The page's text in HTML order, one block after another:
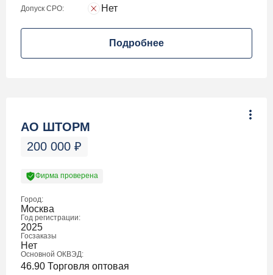
Допуск СРО: Нет
Подробнее
АО ШТОРМ
200 000 ₽
Фирма проверена
Город:
Москва
Год регистрации:
2025
Госзаказы
Нет
Основной ОКВЭД:
46.90 Торговля оптовая